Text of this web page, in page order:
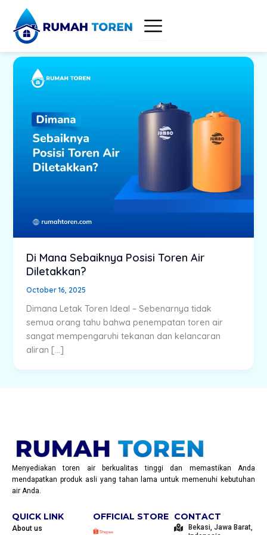
content
Di Mana Sebaiknya Posisi Toren Air
Diletakkan?
October 16, 2025
Dimana Letak Toren Ideal – Sebenarnya tidak
semua orang tahu bahwa penempatan toren air
sangat mempengaruhi tekanan dan kelancaran
aliran […]
Menyediakan toren air berkualitas tinggi dan memastikan Anda
mendapatkan produk asli yang tahan lama untuk memenuhi kebutuhan
air Anda.
QUICK LINK
About us
OFFICIAL STORE CONTACT
Bekasi, Jawa Barat,